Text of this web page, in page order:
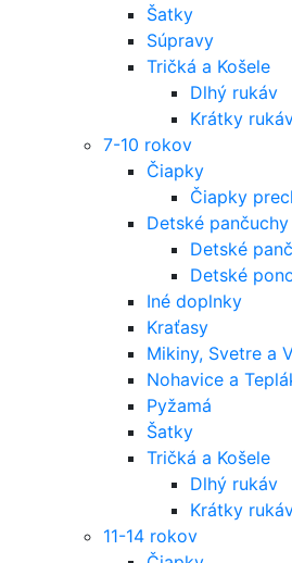
Šatky
Súpravy
Tričká a Košele
Dlhý rukáv
Krátky
7-10 rokov
Čiapky
Čiapky
Detské
Detské
Detské
Iné doplnky
Kraťasy
Mikiny, Svetre a
Nohavice a
Pyžamá
Šatky
Tričká a Košele
Dlhý rukáv
Krátky
11-14 rokov